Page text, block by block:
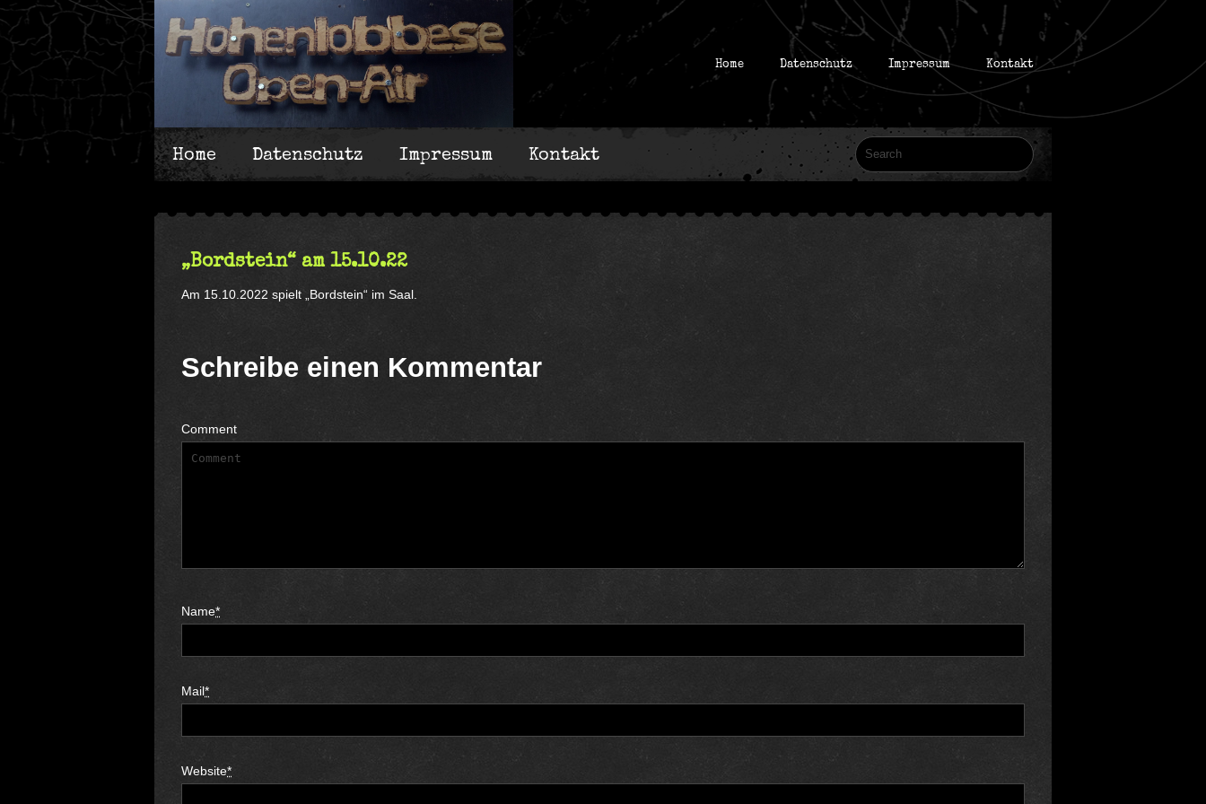
Home Datenschutz Impressum Kontakt
Home Datenschutz Impressum Kontakt
„Bordstein“ am 15.10.22
Am 15.10.2022 spielt „Bordstein“ im Saal.
Schreibe einen Kommentar
Comment
Name*
Mail*
Website*